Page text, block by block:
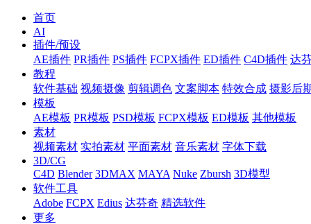
首页
AI
插件/预设
AE插件 PR插件 PS插件 FCPX插件 ED插件 C4D插件 达
教程
软件基础 视频摄像 剪辑调色 文案脚本 特效合成 摄影后
模板
AE模板 PR模板 PSD模板 FCPX模板 ED模板 其他模板
素材
视频素材 实拍素材 平面素材 音乐素材 字体下载
3D/CG
C4D Blender 3DMAX MAYA Nuke Zbursh 3D模型
软件工具
Adobe FCPX Edius 达芬奇 精选软件
更多